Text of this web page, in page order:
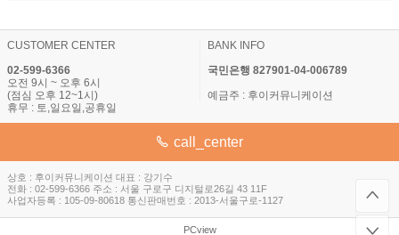
CUSTOMER CENTER
02-599-6366
오전 9시 ~ 오후 6시
(점심 오후 12~1시)
휴무 : 토,일요일,공휴일
BANK INFO
국민은행 827901-04-006789
예금주 : 후이커뮤니케이션
call_center
상호 : 후이커뮤니케이션 대표 : 강기수
전화 : 02-599-6366 주소 : 서울 구로구 디지털로26길 43 11F
사업자등록 : 105-09-80618 통신판매번호 : 2013-서울구로-1127
PCview